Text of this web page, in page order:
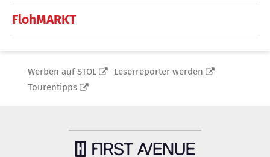
FlohMARKT
Werben auf STOL
Leserreporter werden
Tourentipps